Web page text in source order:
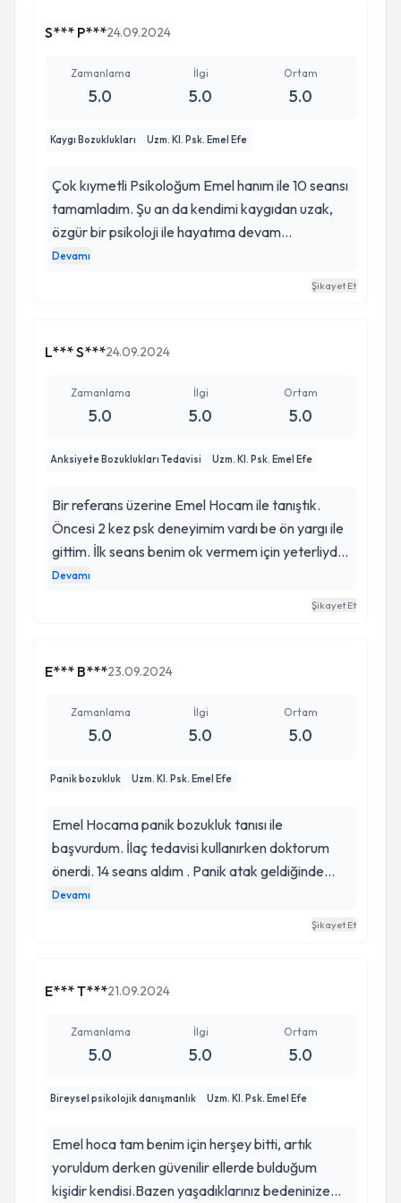
çalışmak, kişisel gelişimimde önemli bir adım
gönül rahatlığıyla tavsiye ederim. İyi ki varsınız
hocam
S*** P***24.09.2024
Zamanlama
5.0
İlgi
5.0
Ortam
5.0
Kaygı Bozuklukları Uzm. Kl. Psk. Emel Efe
Çok kıymetli Psikoloğum Emel hanım ile 10 seansı
tamamladım. Şu an da kendimi kaygıdan uzak,
özgür bir psikoloji ile hayatıma devam
edebiliyorum. Kendisine bir referans ile
başvurdum, daha önce başka bir danışmana
güvende ve rahat hissettim. Benim gibi bu tarz
geçirmeden profesyonel destek almasını
öneririm. Emel hanıma emekleri ve sabrı için
Devamı
Şikayet Et
L*** S***24.09.2024
Zamanlama
5.0
İlgi
5.0
Ortam
5.0
Anksiyete Bozuklukları Tedavisi Uzm. Kl. Psk. Emel Efe
Bir referans üzerine Emel Hocam ile tanıştık.
Öncesi 2 kez psk deneyimim vardı be ön yargı ile
gittim. İlk seans benim ok vermem için yeterliydi.
Sosyal Anksiyete problemimi adım adım giderek
Devamı
Şikayet Et
E*** B***23.09.2024
Zamanlama
5.0
İlgi
5.0
Ortam
5.0
Panik bozukluk Uzm. Kl. Psk. Emel Efe
Emel Hocama panik bozukluk tanısı ile
başvurdum. İlaç tedavisi kullanırken doktorum
önerdi. 14 seans aldım . Panik atak geldiğinde
kontrol edebilmek adına uyguladığımız
yöntemler inanılmaz birşekilde fayda sağladı.
Artık ne yapmam gerekdiğini bilmek beni
etki diyebilirim. Minnettarım 😊
Devamı
Şikayet Et
E*** T***21.09.2024
Zamanlama
5.0
İlgi
5.0
Ortam
5.0
Bireysel psikolojik danışmanlık Uzm. Kl. Psk. Emel Efe
Emel hoca tam benim için herşey bitti, artık
yoruldum derken güvenilir ellerde bulduğum
kişidir kendisi.Bazen yaşadıklarınız bedeninize